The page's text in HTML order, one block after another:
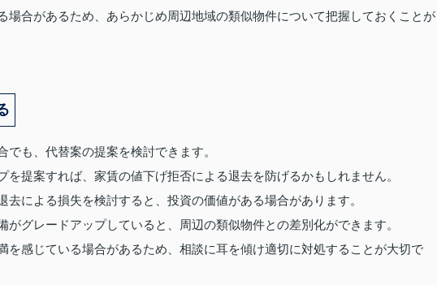
場合があるため、あらかじめ周辺地域の類似物件について把握しておくことが
も、代替案の提案を検討できます。
提案すれば、家賃の値下げ拒否による退去を防げるかもしれません。
去による損失を検討すると、投資の価値がある場合があります。
グレードアップしていると、周辺の類似物件との差別化ができます。
を感じている場合があるため、相談に耳を傾け適切に対処することが大切で